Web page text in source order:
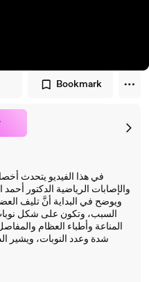
Bookmark
في هذا الفيديو يتحدث
والإصابات الرياضية الدكتور
ويوضح في البداية أنَّ تليف
السبب، وتكون على شكل
المناعة وأطباء العظام
شدة وعدد النوبات، ويشير